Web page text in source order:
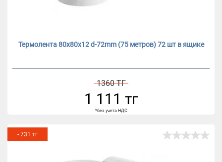
Термолента 80х80х12 d-72mm (75 метров) 72 шт в ящике
1360 ТГ
1 111 тг
*без учета НДС
- 731 тг